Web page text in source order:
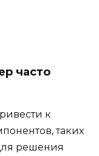
часто
к
таких
решения